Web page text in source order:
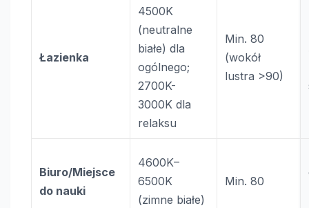
Łazienka
4500K
(neutralne
białe) dla
ogólnego;
2700K-
3000K dla
relaksu
Min. 80
(wokół
lustra >90)
Biuro/Miejsce
do nauki
4600K–
6500K
(zimne białe)
Min. 80